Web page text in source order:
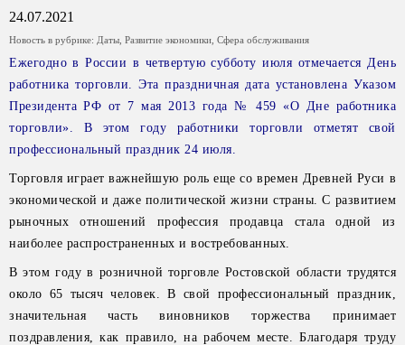
24.07.2021
Новость в рубрике: Даты Развитие экономики Сфера обслуживания
Ежегодно в России в четвертую субботу июля отмечается День
работника торговли. Эта праздничная дата установлена Указом
Президента РФ от 7 мая 2013 года № 459 «О Дне работника
торговли». В этом году работники торговли отметят свой
профессиональный праздник 24 июля.
Торговля играет важнейшую роль еще со времен Древней Руси в
экономической и даже политической жизни страны. С развитием
рыночных отношений профессия продавца стала одной из
наиболее распространенных и востребованных.
В этом году в розничной торговле Ростовской области трудятся
около 65 тысяч человек. В свой профессиональный праздник,
значительная часть виновников торжества принимает
поздравления, как правило, на рабочем месте. Благодаря труду